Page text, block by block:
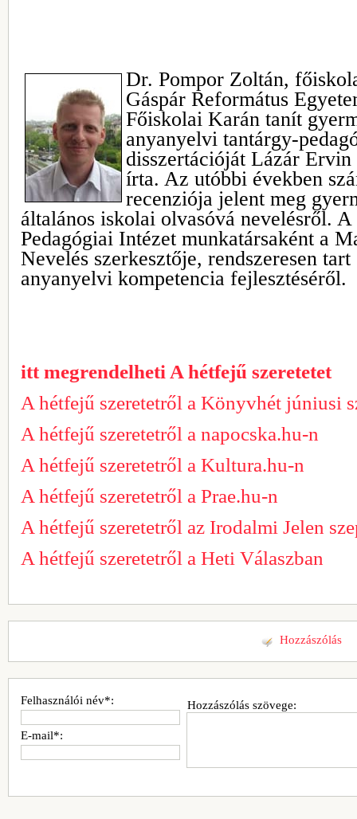
Dr. Pompor Zoltán,
Gáspár Református
Főiskolai Karán tanít
anyanyelvi tantárgy-
disszertációját Lázár Ervin
írta. Az utóbbi években
recenziója jelent meg
általános iskolai olvasóvá nevelésről.
Pedagógiai Intézet munkatársaként a
Nevelés szerkesztője, rendszeresen
anyanyelvi kompetencia fejlesztéséről.
itt megrendelheti A hétfejű szeretetet
A hétfejű szeretetről a Könyvhét júniusi
A hétfejű szeretetről a napocska.hu-n
A hétfejű szeretetről a Kultura.hu-n
A hétfejű szeretetről a Prae.hu-n
A hétfejű szeretetről az Irodalmi Jelen
A hétfejű szeretetről a Heti Válaszban
Hozzászólás
Hozzászólás szövege:
Felhasználói név*:
E-mail*: